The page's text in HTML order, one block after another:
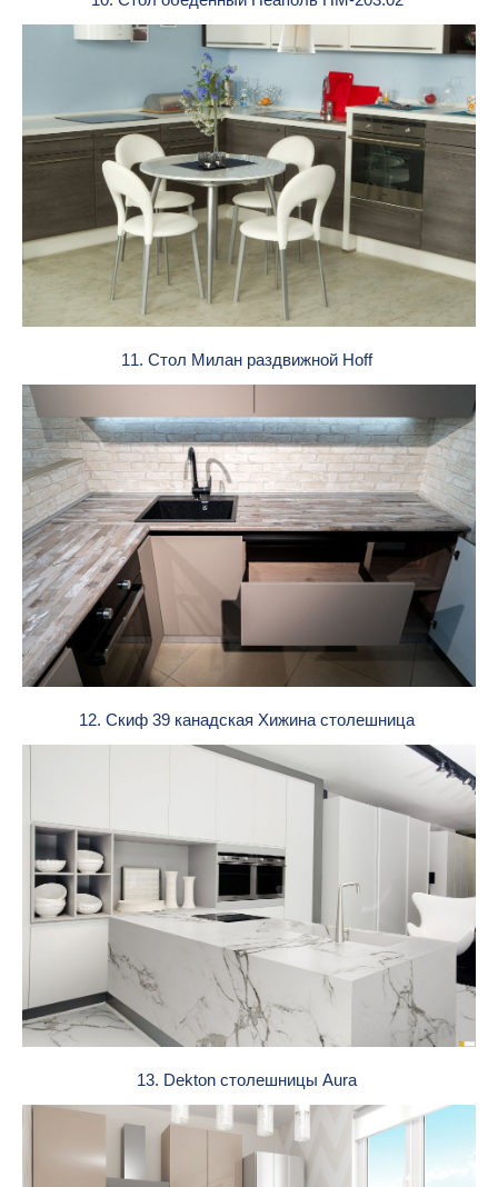
11. Стол Милан раздвижной Hoff
12. Скиф 39 канадская Хижина столешница
13. Dekton столешницы Aura